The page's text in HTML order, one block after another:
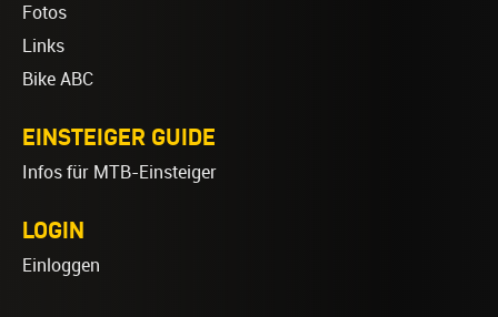
Fotos
Links
Bike ABC
EINSTEIGER GUIDE
Infos für MTB-Einsteiger
LOGIN
Einloggen